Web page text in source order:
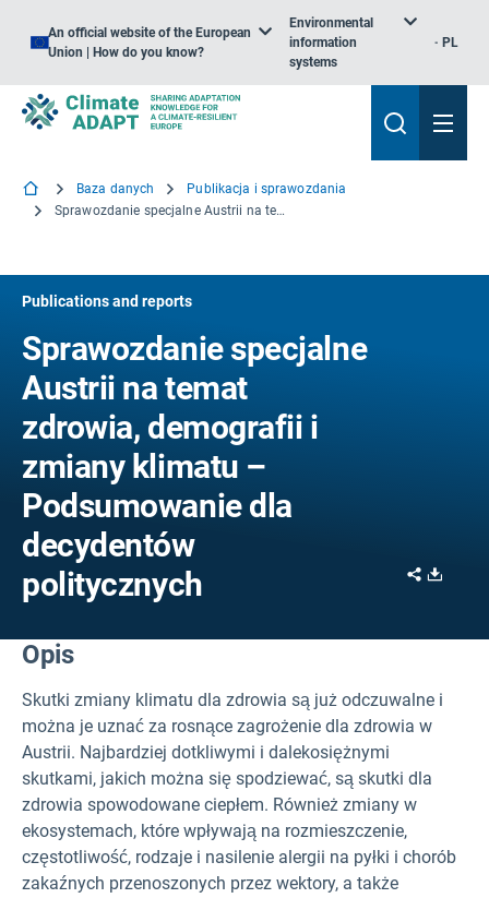
An official website of the European
Union | How do you know?
Environmental
information
systems
PL
Baza danych
Publikacja i sprawozdania
Sprawozdanie specjalne Austrii na temat zdrowia, demografii i zmiany klimatu – Podsumowanie dla decydentów politycznych
Publications and reports
Sprawozdanie specjalne
Austrii na temat
zdrowia, demografii i
zmiany klimatu –
Podsumowanie dla
decydentów
politycznych
Share
Opis
Skutki zmiany klimatu dla zdrowia są już odczuwalne i
można je uznać za rosnące zagrożenie dla zdrowia w
Austrii. Najbardziej dotkliwymi i dalekosiężnymi
skutkami, jakich można się spodziewać, są skutki dla
zdrowia spowodowane ciepłem. Również zmiany w
ekosystemach, które wpływają na rozmieszczenie,
częstotliwość, rodzaje i nasilenie alergii na pyłki i chorób
zakaźnych przenoszonych przez wektory, a także